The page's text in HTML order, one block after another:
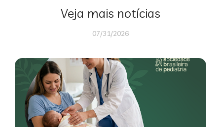
Veja mais notícias
07/31/2026